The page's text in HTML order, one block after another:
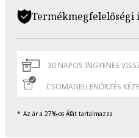
Termékmegfelelőségi
30 NAPOS INGYENES
CSOMAGELLENŐRZÉS
Az ár a 27%-os Áfát tartalmazza